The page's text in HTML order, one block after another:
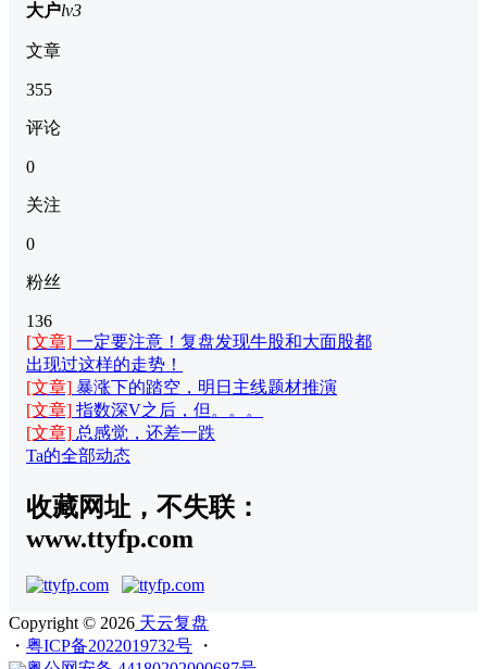
大户lv3
文章
355
评论
0
关注
0
粉丝
136
[文章] 一定要注意！复盘发现牛股和大面股都
出现过这样的走势！
[文章] 暴涨下的踏空，明日主线题材推演
[文章] 指数深V之后，但。。。
[文章] 总感觉，还差一跌
Ta的全部动态
收藏网址，不失联：
www.ttyfp.com
Copyright © 2026 天云复盘
・ 粤ICP备2022019732号
・